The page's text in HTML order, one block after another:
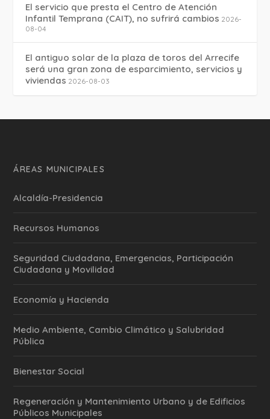
El servicio que presta el Centro de Atención
Infantil Temprana (CAIT), no sufrirá cambios 2026-
08-04
El antiguo solar de la plaza de toros del Arrecife
será una gran zona de esparcimiento, servicios y
viviendas 2026-08-03
ÁREAS MUNICIPALES
Alcaldía-Presidencia
Recursos Humanos
Seguridad Ciudadana, Emergencias, Participación
Ciudadana y Movilidad
Economía y Hacienda
Medio Ambiente, Cambio Climático y Salubridad
Pública
Bienestar Social
Regeneración y Mantenimiento Urbano y de Edificios
Públicos Municipales